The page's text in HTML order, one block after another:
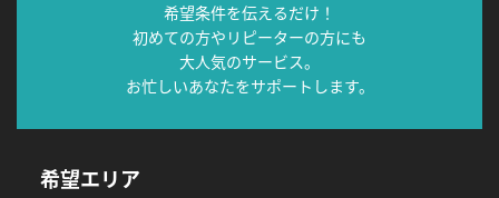
希望条件を伝えるだけ！
初めての方やリピーターの方にも
大人気のサービス。
お忙しいあなたをサポートします。
希望エリア